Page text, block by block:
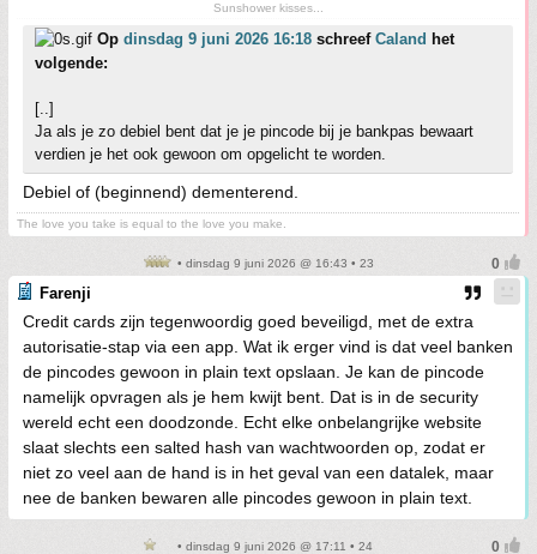
Sunshower kisses...
Op dinsdag 9 juni 2026 16:18 schreef Caland het
volgende:
[..]
Ja als je zo debiel bent dat je je pincode bij je bankpas bewaart
verdien je het ook gewoon om opgelicht te worden.
Debiel of (beginnend) dementerend.
The love you take is equal to the love you make.
• dinsdag 9 juni 2026 @ 16:43 • 23
Farenji
Credit cards zijn tegenwoordig goed beveiligd, met de extra
autorisatie-stap via een app. Wat ik erger vind is dat veel banken
de pincodes gewoon in plain text opslaan. Je kan de pincode
namelijk opvragen als je hem kwijt bent. Dat is in de security
wereld echt een doodzonde. Echt elke onbelangrijke website
slaat slechts een salted hash van wachtwoorden op, zodat er
niet zo veel aan de hand is in het geval van een datalek, maar
nee de banken bewaren alle pincodes gewoon in plain text.
• dinsdag 9 juni 2026 @ 17:11 • 24